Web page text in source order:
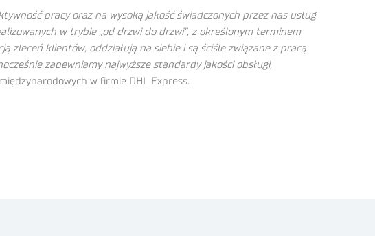
pracy oraz na wysoką jakość świadczonych przez nas usług
w trybie „od drzwi do drzwi”, z określonym terminem
zleceń klientów, oddziałują na siebie i są ściśle związane z pracą
zapewniamy najwyższe standardy jakości obsługi,
w firmie DHL Express.